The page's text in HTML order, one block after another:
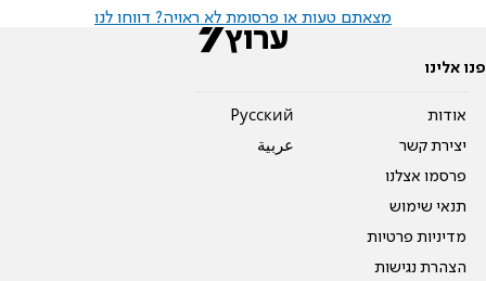
מצאתם טעות או פרסומת לא ראויה? דווחו לנו
פנו אלינו
אודות
יצירת קשר
פרסמו אצלנו
תנאי שימוש
מדיניות פרטיות
הצהרת נגישות
Pусский
عربية